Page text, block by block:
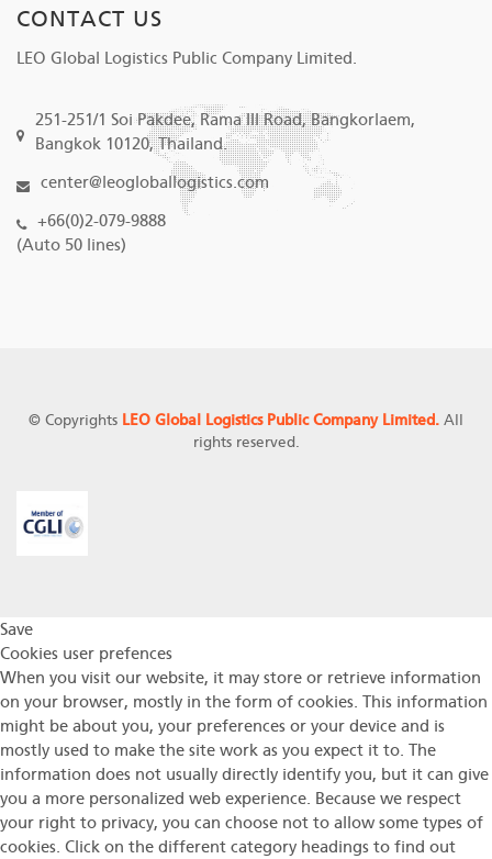
CONTACT US
LEO Global Logistics Public Company Limited.
251-251/1 Soi Pakdee, Rama III Road, Bangkorlaem,
Bangkok 10120, Thailand.
center@leogloballogistics.com
+66(0)2-079-9888
(Auto 50 lines)
© Copyrights LEO Global Logistics Public Company Limited.All
rights reserved.
Save
Cookies user prefences
When you visit our website, it may store or retrieve information
on your browser, mostly in the form of cookies. This information
might be about you, your preferences or your device and is
mostly used to make the site work as you expect it to. The
information does not usually directly identify you, but it can give
you a more personalized web experience. Because we respect
your right to privacy, you can choose not to allow some types of
cookies. Click on the different category headings to find out